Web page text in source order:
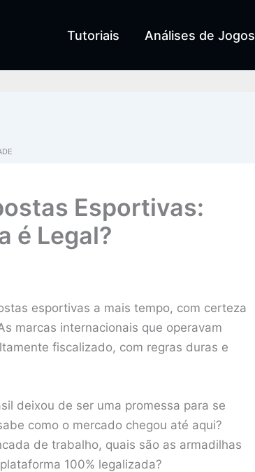
Tutoriais Análises de Jogos
Esportivas:
é Legal?
esportivas a mais tempo, com certeza
marcas internacionais que operavam
fiscalizado, com regras duras e
deixou de ser uma promessa para se
como o mercado chegou até aqui?
de trabalho, quais são as armadilhas
100% legalizada?